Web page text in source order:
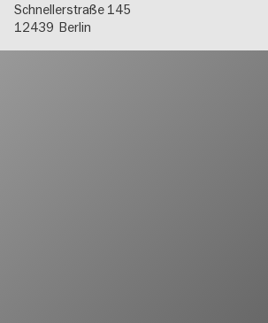
Schnellerstraße 145
12439 Berlin